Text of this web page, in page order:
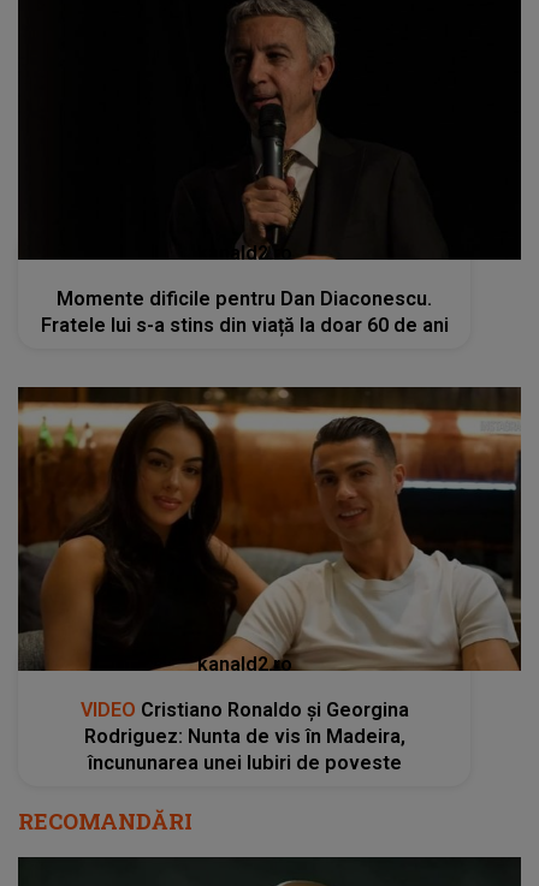
kanald2.ro
Momente dificile pentru Dan Diaconescu.
Fratele lui s-a stins din viață la doar 60 de ani
kanald2.ro
VIDEO Cristiano Ronaldo și Georgina
Rodriguez: Nunta de vis în Madeira,
încununarea unei Iubiri de poveste
RECOMANDĂRI